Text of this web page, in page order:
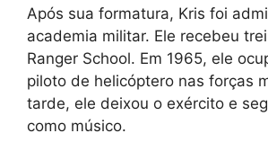
Após sua formatura, Kris foi
academia militar. Ele recebeu
Ranger School. Em 1965, ele
piloto de helicóptero nas forças
tarde, ele deixou o exército e
como músico.